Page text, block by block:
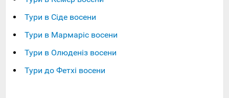
Тури в Сіде восени
Тури в Мармаріс восени
Тури в Олюденіз восени
Тури до Фетхі восени